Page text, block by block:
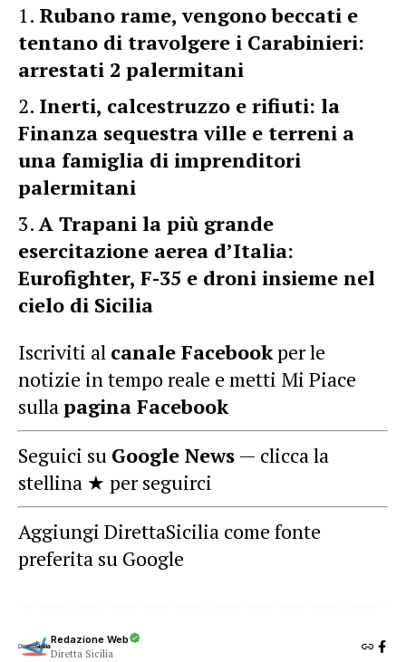
Rubano rame, vengono beccati e
tentano di travolgere i Carabinieri:
arrestati 2 palermitani
Inerti, calcestruzzo e rifiuti: la
Finanza sequestra ville e terreni a
una famiglia di imprenditori
palermitani
A Trapani la più grande
esercitazione aerea d’Italia:
Eurofighter, F-35 e droni insieme nel
cielo di Sicilia
Iscriviti al canale Facebookper le
notizie in tempo reale e metti Mi Piace
sullapagina Facebook
Seguici su Google News — clicca la
stellina ★ per seguirci
Aggiungi DirettaSicilia come fonte
preferita su Google
Redazione Web
Diretta Sicilia